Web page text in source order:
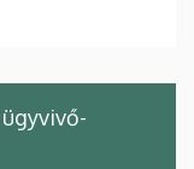
ügyvivő-